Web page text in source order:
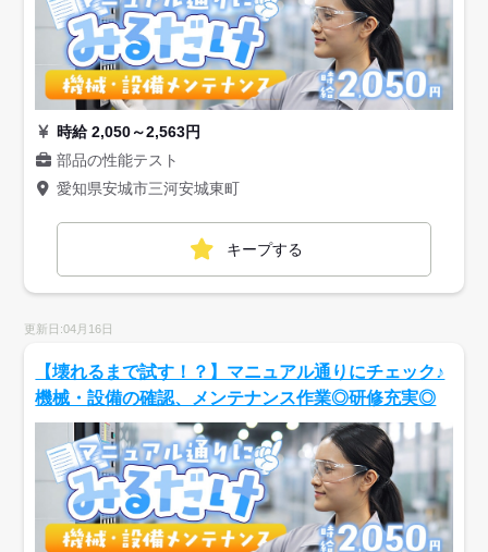
時給 2,050～2,563円
部品の性能テスト
愛知県安城市三河安城東町
キープする
更新日:04月16日
【壊れるまで試す！？】マニュアル通りにチェック♪
機械・設備の確認、メンテナンス作業◎研修充実◎